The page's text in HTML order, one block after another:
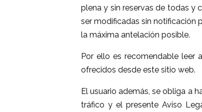
plena y sin reservas de todas y
ser modificadas sin notificación
la máxima antelación posible.
Por ello es recomendable leer
ofrecidos desde este sitio web.
El usuario además, se obliga a
tráfico y el presente Aviso